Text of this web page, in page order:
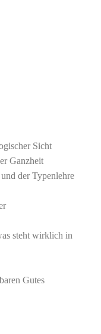
Sicht
Ganzheit
der Typenlehre
steht wirklich in
Gutes